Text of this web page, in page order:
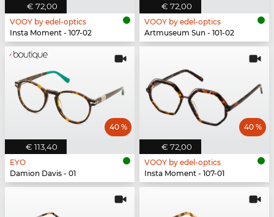
€ 72,00
VOOY by edel-optics
Insta Moment - 107-02
€ 72,00
VOOY by edel-optics
Artmuseum Sun - 101-02
€ 113,40
40 %
EYO
Damion Davis - 01
€ 72,00
40 %
VOOY by edel-optics
Insta Moment - 107-01